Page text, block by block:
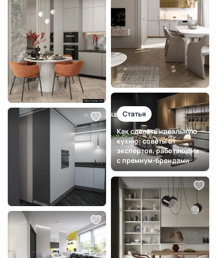
Статья
Как сделать идеальную
кухню: советы от
экспертов, работающих
с премиум-брендами